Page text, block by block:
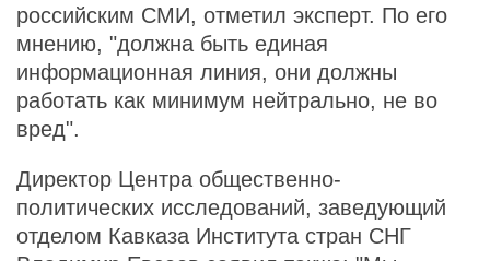
российским СМИ, отметил эксперт. По его
мнению, "должна быть единая
информационная линия, они должны
работать как минимум нейтрально, не во
вред".
Директор Центра общественно-
политических исследований, заведующий
отделом Кавказа Института стран СНГ